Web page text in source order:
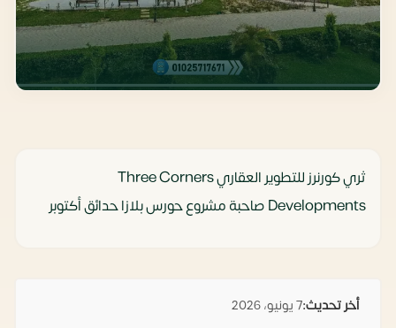
ثري كورنرز للتطوير العقاري Three Corners
Developments صاحبة مشروع حورس بلازا حدائق أكتوبر
أخر تحديث:7 يونيو، 2026